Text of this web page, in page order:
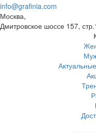
info@grafinia.com
Москва,
Дмитровское шоссе 157,